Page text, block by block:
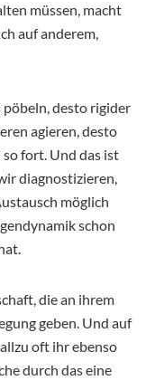
müssen, macht
auf anderem,
desto rigider
agieren, desto
fort. Und das ist
diagnostizieren,
möglich
schon
die an ihrem
geben. Und auf
oft ihr ebenso
durch das eine